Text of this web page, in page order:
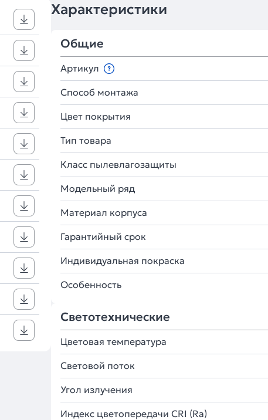
Характеристики
Общие
Артикул
Способ монтажа
Цвет покрытия
Тип товара
Класс пылевлагозащиты
Модельный ряд
Материал корпуса
Гарантийный срок
Индивидуальная покраска
Особенность
Светотехнические
Цветовая температура
Световой поток
Угол излучения
Индекс цветопередачи CRI (Ra)